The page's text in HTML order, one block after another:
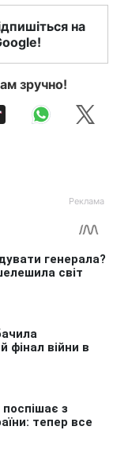
на
зручно!